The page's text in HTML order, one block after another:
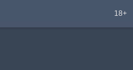
18+